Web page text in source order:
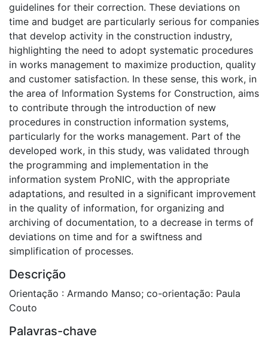
guidelines for their correction. These deviations on
time and budget are particularly serious for companies
that develop activity in the construction industry,
highlighting the need to adopt systematic procedures
in works management to maximize production, quality
and customer satisfaction. In these sense, this work, in
the area of Information Systems for Construction, aims
to contribute through the introduction of new
procedures in construction information systems,
particularly for the works management. Part of the
developed work, in this study, was validated through
the programming and implementation in the
information system ProNIC, with the appropriate
adaptations, and resulted in a significant improvement
in the quality of information, for organizing and
archiving of documentation, to a decrease in terms of
deviations on time and for a swiftness and
simplification of processes.
Descrição
Orientação : Armando Manso; co-orientação: Paula
Couto
Palavras-chave